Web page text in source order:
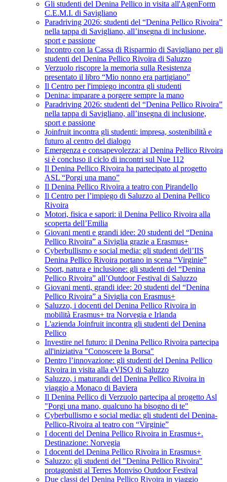
Gli studenti del Denina Pellico in visita all'AgenForm
C.E.M.I. di Savigliano
Paradriving 2026: studenti del “Denina Pellico Rivoira”
nella tappa di Savigliano, all’insegna di inclusione,
sport e passione
Incontro con la Cassa di Risparmio di Savigliano per gli
studenti del Denina Pellico Rivoira di Saluzzo
Verzuolo riscopre la memoria sulla Resistenza
presentato il libro “Mio nonno era partigiano”
Il Centro per l'impiego incontra gli studenti
Denina: imparare a porgere sempre la mano
Paradriving 2026: studenti del “Denina Pellico Rivoira”
nella tappa di Savigliano, all’insegna di inclusione,
sport e passione
Joinfruit incontra gli studenti: impresa, sostenibilità e
futuro al centro del dialogo
Emergenza e consapevolezza: al Denina Pellico Rivoira
si è concluso il ciclo di incontri sul Nue 112
Il Denina Pellico Rivoira ha partecipato al progetto
ASL “Porgi una mano”
Il Denina Pellico Rivoira a teatro con Pirandello
Il Centro per l’impiego di Saluzzo al Denina Pellico
Rivoira
Motori, fisica e sapori: il Denina Pellico Rivoira alla
scoperta dell’Emilia
Giovani menti e grandi idee: 20 studenti del “Denina
Pellico Rivoira” a Siviglia grazie a Erasmus+
Cyberbullismo e social media: gli studenti dell’IIS
Denina Pellico Rivoira portano in scena “Virginie”
Sport, natura e inclusione: gli studenti del “Denina
Pellico Rivoira” all’Outdoor Festival di Saluzzo
Giovani menti, grandi idee: 20 studenti del “Denina
Pellico Rivoira” a Siviglia con Erasmus+
Saluzzo, i docenti del Denina Pellico Rivoira in
mobilità Erasmus+ tra Norvegia e Irlanda
L'azienda Joinfruit incontra gli studenti del Denina
Pellico
Investire nel futuro: il Denina Pellico Rivoira partecipa
all'iniziativa "Conoscere la Borsa"
Dentro l’innovazione: gli studenti del Denina Pellico
Rivoira in visita alla eVISO di Saluzzo
Saluzzo, i maturandi del Denina Pellico Rivoira in
viaggio a Monaco di Baviera
Il Denina Pellico di Verzuolo partecipa al progetto Asl
"Porgi una mano, qualcuno ha bisogno di te"
Cyberbullismo e social media: gli studenti del Denina-
Pellico-Rivoira al teatro con “Virginie”
I docenti del Denina Pellico Rivoira in Erasmus+.
Destinazione: Norvegia
I docenti del Denina Pellico Rivoira in Erasmus+
Saluzzo: gli studenti del "Denina Pellico Rivoira"
protagonisti al Terres Monviso Outdoor Festival
Due classi del Denina Pellico Rivoira in viaggio